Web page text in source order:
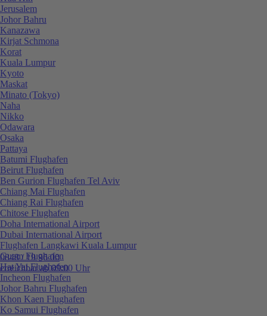
0848 / 19 96 00
erreichbar ab 09:00 Uhr
Jerusalem
Johor Bahru
Kanazawa
Kirjat Schmona
Korat
Kuala Lumpur
Kyoto
Maskat
Minato (Tokyo)
Naha
Nikko
Odawara
Osaka
Pattaya
Batumi Flughafen
Beirut Flughafen
Ben Gurion Flughafen Tel Aviv
Chiang Mai Flughafen
Chiang Rai Flughafen
Chitose Flughafen
Doha International Airport
Dubai International Airport
Flughafen Langkawi Kuala Lumpur
Guam Flughafen
Hat Yai Flughafen
Incheon Flughafen
Johor Bahru Flughafen
Khon Kaen Flughafen
Ko Samui Flughafen